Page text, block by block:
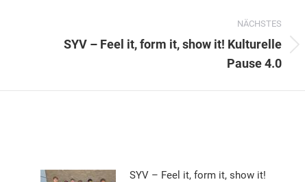
NÄCHSTES
Nächster
SYV – Feel it, form it, show it! Kulturelle
Pause 4.0
SYV – Feel it, form it, show it!